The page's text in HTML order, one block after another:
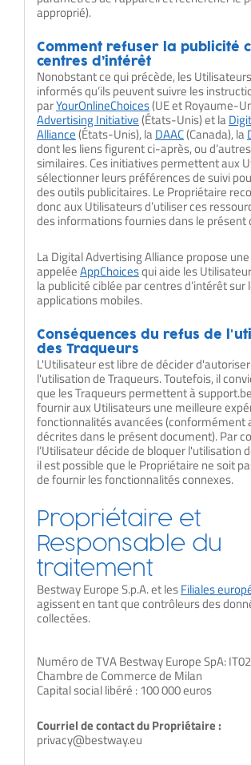
approprié).
Comment refuser la publicité
centres d’intérêt
Nonobstant ce qui précède, les
informés qu’ils peuvent suivre les
parYourOnlineChoices(UE et Royaume-
Advertising Initiative(États-Unis) et la
Alliance(États-Unis), laDAAC(Canada), la
dont les liens figurent ci-après, ou
similaires. Ces initiatives permettent aux
sélectionner leurs préférences de suivi
des outils publicitaires. Le Propriétaire
donc aux Utilisateurs d’utiliser ces
des informations fournies dans le présent
La Digital Advertising Alliance propose
appeléeAppChoicesqui aide les
la publicité ciblée par centres d’intérêt sur
applications mobiles.
Conséquences du refus de
des Traqueurs
L'Utilisateur est libre de décider
l'utilisation de Traqueurs. Toutefois, il
que les Traqueurs permettent à
fournir aux Utilisateurs une meilleure
fonctionnalités avancées (conformément
décrites dans le présent document). Par
l’Utilisateur décide de bloquer l'utilisation
il est possible que le Propriétaire ne soit
de fournir les fonctionnalités connexes.
Propriétaire et
Responsable du
traitement
Bestway Europe S.p.A. et lesFiliales
agissent en tant que contrôleurs des
collectées.
Numéro de TVA Bestway Europe SpA:
Chambre de Commerce de Milan
Capital social libéré : 100 000 euros
Courriel de contact du Propriétaire :
privacy@bestway.eu